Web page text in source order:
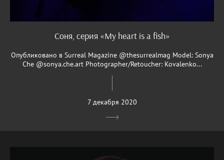
Соня, серия «My heart is a fish»
Опубликовано в Surreal Magazine @thesurrealmag Model: Sonya
Che @sonya.che.art Photographer/Retoucher: Kovalenko...
7 декабря 2020